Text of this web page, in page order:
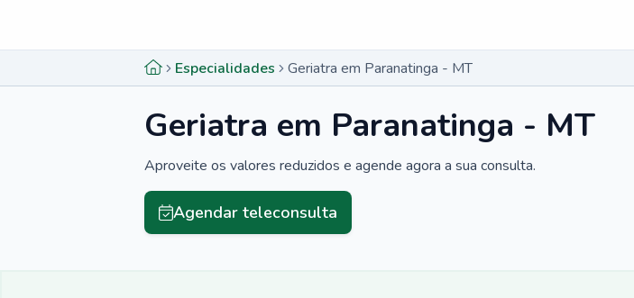
Especialidades Geriatra em Paranatinga - MT
Geriatra em Paranatinga - MT
Aproveite os valores reduzidos e agende agora a sua consulta.
Agendar teleconsulta